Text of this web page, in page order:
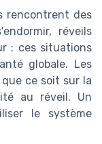
rencontrent des
réveils
: ces situations
globale. Les
ce soit sur la
au réveil. Un
le système